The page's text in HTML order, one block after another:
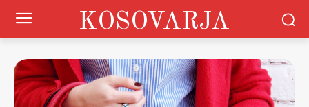
KOSOVARJA